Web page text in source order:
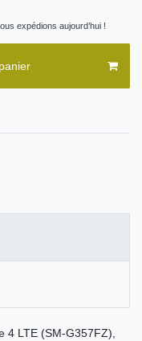
expédions aujourd’hui !
4 LTE (SM-G357FZ),